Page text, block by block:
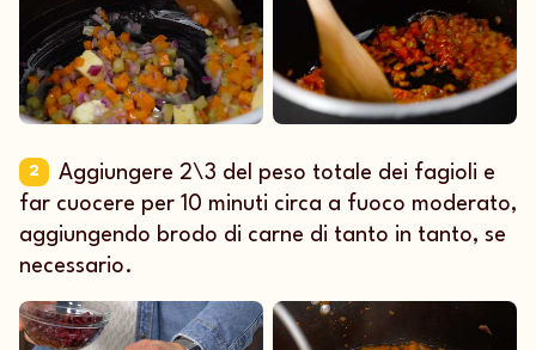
2
Aggiungere 2\3 del peso totale dei fagioli e
far cuocere per 10 minuti circa a fuoco moderato,
aggiungendo brodo di carne di tanto in tanto, se
necessario.